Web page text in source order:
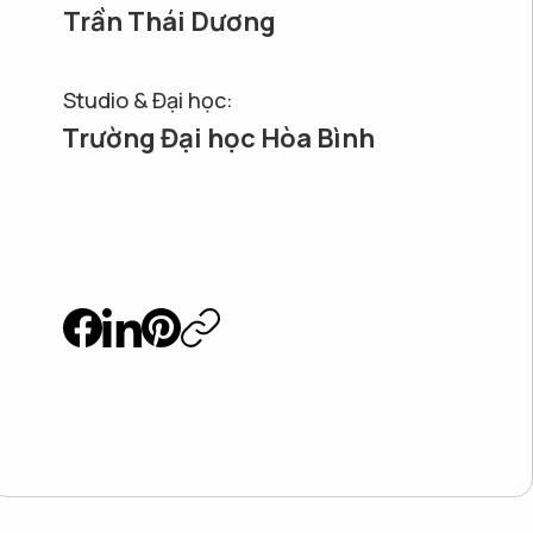
Trần Thái Dương
Studio & Đại học:
Trường Đại học Hòa Bình